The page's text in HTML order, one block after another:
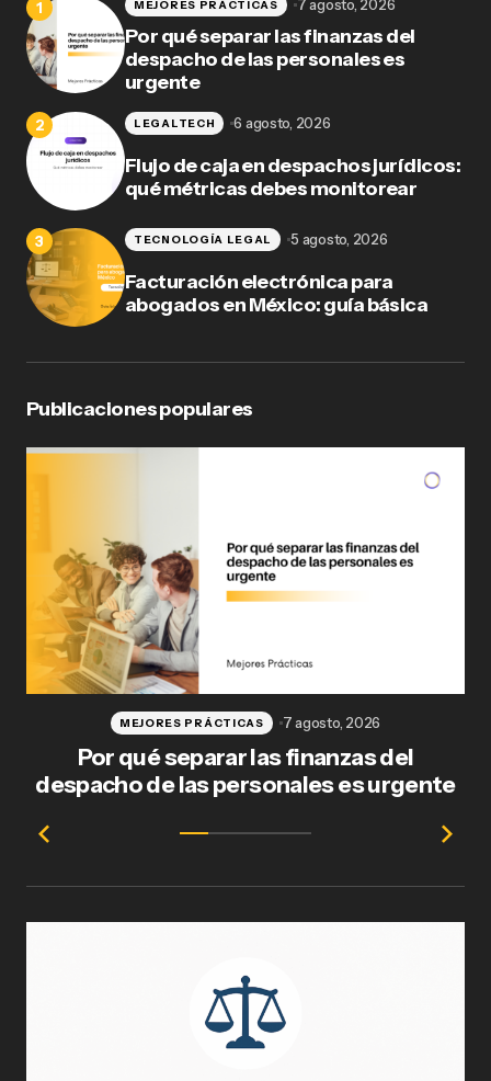
Por qué separar las finanzas del
despacho de las personales es
urgente
MEJORES PRÁCTICAS 7 agosto, 2026
Flujo de caja en despachos jurídicos:
qué métricas debes monitorear
LEGALTECH 6 agosto, 2026
Facturación electrónica para
abogados en México: guía básica
TECNOLOGÍA LEGAL 5 agosto, 2026
Publicaciones populares
Por qué separar las finanzas del
despacho de las personales es urgente
MEJORES PRÁCTICAS 7 agosto, 2026